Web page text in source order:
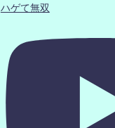
ハゲて無双